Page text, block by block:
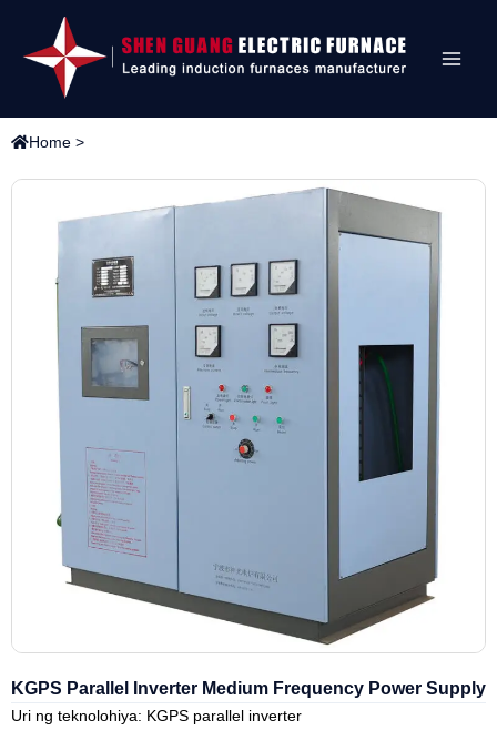
Home >
KGPS Parallel Inverter Medium Frequency Power Supply
Uri ng teknolohiya: KGPS parallel inverter